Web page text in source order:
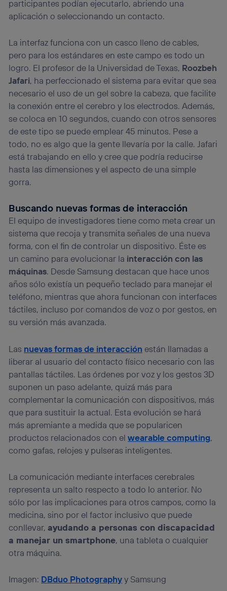
participantes podían ejecutarlo, abriendo una
aplicación o seleccionando un contacto.
La interfaz funciona con un casco lleno de cables,
pero para los estándares en este campo es todo un
logro. El profesor de la Universidad de Texas, Roozbeh
Jafari, ha perfeccionado el sistema para evitar que sea
necesario el uso de un gel sobre la cabeza, que facilite
la conexión entre el cerebro y los electrodos. Además,
se coloca en 10 segundos, cuando con otros sensores
de este tipo se puede emplear 45 minutos. Pese a
todo, no es algo que la gente llevaría por la calle. Jafari
está trabajando en ello y cree que podría reducirse
hasta las dimensiones y el aspecto de una simple
gorra.
Buscando nuevas formas de interacción
El equipo de investigadores tiene como meta crear un
sistema que recoja y transmita señales de una nueva
forma, con el fin de controlar un dispositivo. Éste es
un camino para evolucionar la interacción con las
máquinas. Desde Samsung destacan que hace unos
años sólo existía un pequeño teclado para manejar el
teléfono, mientras que ahora funcionan con interfaces
táctiles, incluso por comandos de voz o por gestos, en
su versión más avanzada.
Las nuevas formas de interacción están llamadas a
liberar al usuario del contacto físico necesario con las
pantallas táctiles. Las órdenes por voz y los gestos 3D
suponen un paso adelante, quizá más para
complementar la comunicación con dispositivos, más
que para sustituir la actual. Esta evolución se hará
más apremiante a medida que se popularicen
productos relacionados con elwearable computing,
como gafas, relojes y pulseras inteligentes.
La comunicación mediante interfaces cerebrales
representa un salto respecto a todo lo anterior. No
sólo por las implicaciones para otros campos, como la
medicina, sino por el factor inclusivo que puede
conllevar,ayudando a personas con discapacidad
a manejar un smartphone, una tableta o cualquier
otra máquina.
Imagen: DBduo Photographyy Samsung